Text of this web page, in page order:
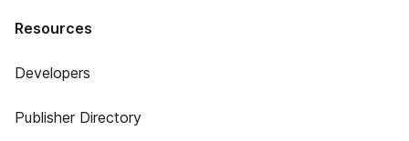
Resources
Developers
Publisher Directory